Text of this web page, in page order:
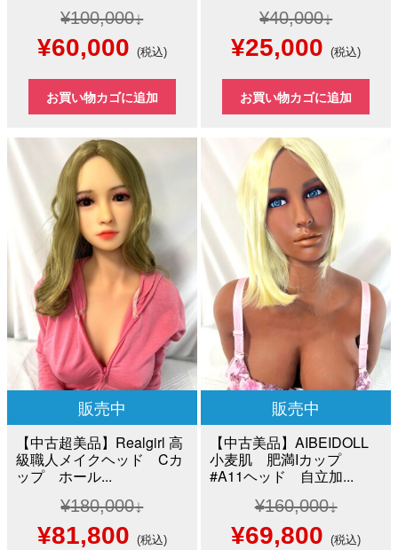
¥100,000
元
の
価
は
¥100,000
で
し
た。
¥60,000現
在
の
価
格
は
¥60,000
で
す。
(税込)
お買い物カゴに追加
¥40,000
元
の
価
格
は
¥40,000
で
し
た。
¥25,000 現
在
の
価
格
は
で
す。
(税込)
お買い物カゴに追加
販売中
【中古超美品】Realgirl 高
級職人メイクヘッド Cカ
ップ ホール...
¥180,000
元
¥81,800現
(税込)
販売中
【中古美品】AIBEIDOLL
小麦肌 肥満Iカップ
#A11ヘッド 自立加...
¥160,000
元
¥69,800 現
(税込)